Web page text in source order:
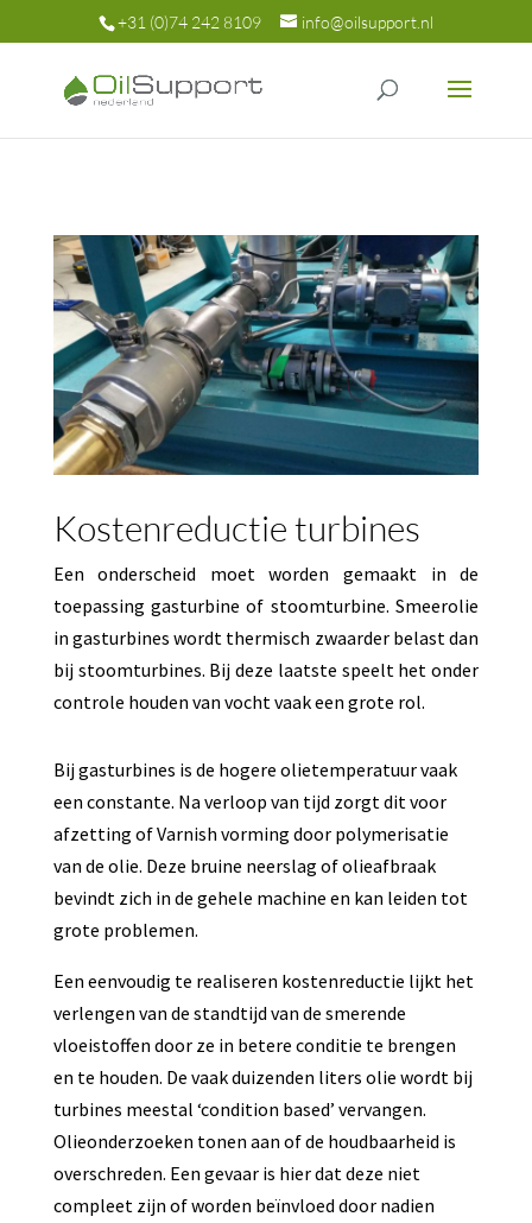
+31 (0)74 242 8109 info@oilsupport.nl
Kostenreductie turbines
Een onderscheid moet worden gemaakt in de
toepassing gasturbine of stoomturbine. Smeerolie
in gasturbines wordt thermisch zwaarder belast dan
bij stoomturbines. Bij deze laatste speelt het onder
controle houden van vocht vaak een grote rol.
Bij gasturbines is de hogere olietemperatuur vaak
een constante. Na verloop van tijd zorgt dit voor
afzetting of Varnish vorming door polymerisatie
van de olie. Deze bruine neerslag of olieafbraak
bevindt zich in de gehele machine en kan leiden tot
grote problemen.
Een eenvoudig te realiseren kostenreductie lijkt het
verlengen van de standtijd van de smerende
vloeistoffen door ze in betere conditie te brengen
en te houden. De vaak duizenden liters olie wordt bij
turbines meestal ‘condition based’ vervangen.
Olieonderzoeken tonen aan of de houdbaarheid is
overschreden. Een gevaar is hier dat deze niet
compleet zijn of worden beïnvloed door nadien